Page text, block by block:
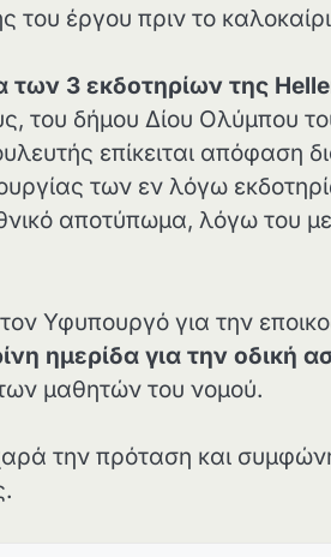
του έργου πριν το
των 3 εκδοτηρίων της
του δήμου Δίου Ολύμπου
επίκειται απόφαση
των εν λόγω
αποτύπωμα, λόγω του
Υφυπουργό για την
ημερίδα για την οδική
μαθητών του νομού.
την πρόταση και